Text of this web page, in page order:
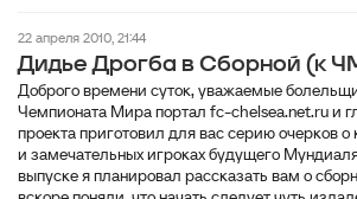
22 апреля 2010, 21:44
Дидье Дрогба в Сборной (к
Доброго времени суток, уважаемые
Чемпионата Мира портал fc-chelsea.net.ru и
проекта приготовил для вас серию очерков о
и замечательных игроках будущего
выпуске я планировал рассказать вам о